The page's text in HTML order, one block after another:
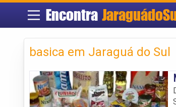
Encontra
basica em Jaraguá do Sul